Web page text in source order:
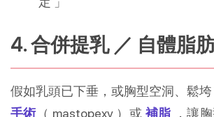
4. 合併提乳 ／ 自體脂
假如乳頭已下垂，或胸型空洞、鬆
手術（ mastopexy ）或 補脂 ，讓